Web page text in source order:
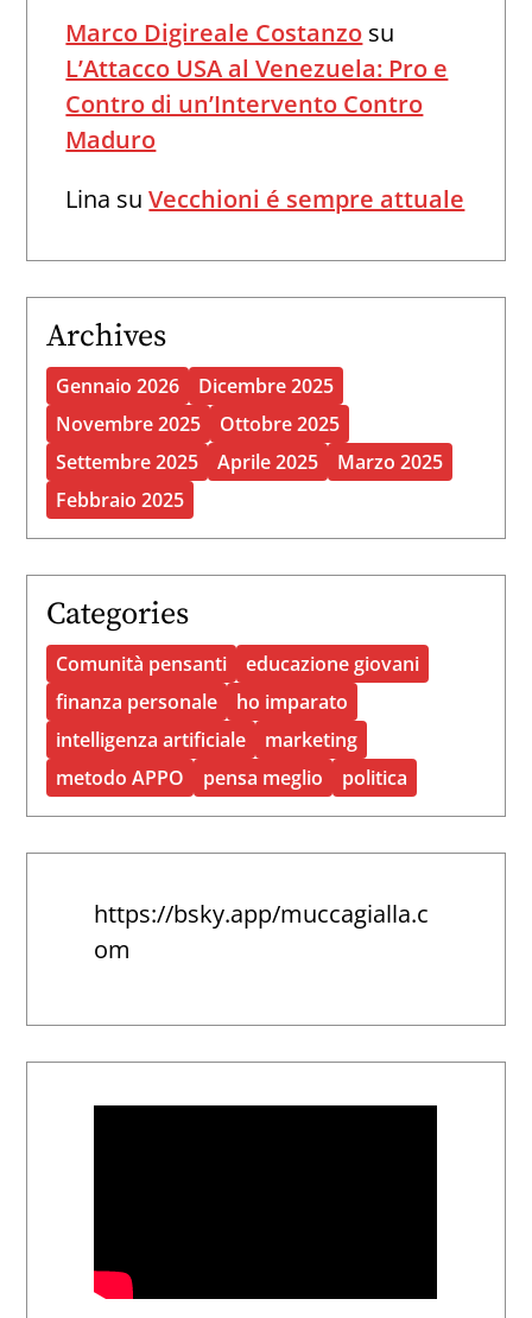
Marco Digireale Costanzo su
L’Attacco USA al Venezuela: Pro e
Contro di un’Intervento Contro
Maduro
Lina suVecchioni é sempre attuale
Archives
Gennaio 2026
Dicembre 2025
Novembre 2025
Ottobre 2025
Settembre 2025
Aprile 2025
Marzo 2025
Febbraio 2025
Categories
Comunità pensanti
educazione giovani
finanza personale
ho imparato
intelligenza artificiale
marketing
metodo APPO
pensa meglio politica
https://bsky.app/muccagialla.c
om